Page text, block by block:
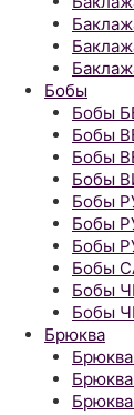
Бобы
Бобы
Бобы
Бобы
Бобы
Бобы
Бобы
Бобы
Бобы
Бобы
Бобы
Брюква